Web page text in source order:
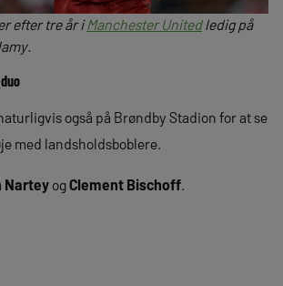
efter tre år iManchester Unitedledig på
også på Brøndby Stadion for at se
med landsholdsboblere.
Nartey ogClement Bischoff.